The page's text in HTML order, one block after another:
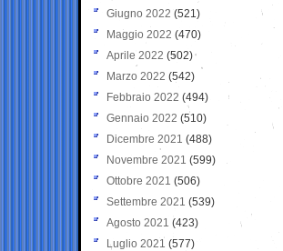
Giugno 2022 (521)
Maggio 2022 (470)
Aprile 2022 (502)
Marzo 2022 (542)
Febbraio 2022 (494)
Gennaio 2022 (510)
Dicembre 2021 (488)
Novembre 2021 (599)
Ottobre 2021 (506)
Settembre 2021 (539)
Agosto 2021 (423)
Luglio 2021 (577)